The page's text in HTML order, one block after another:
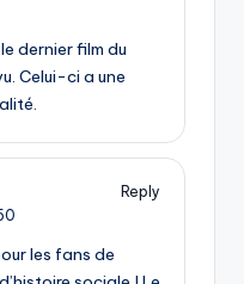
dernier film du
Celui-ci a une
Reply
les fans de